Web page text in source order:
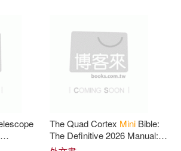
Dab(30)
Kingdom(30)
Holigays(28)
檸檬樹(19)
The Quad Cortex Mini Bible:
The Definitive 2026 Manual:
From Studio Captures to Stage